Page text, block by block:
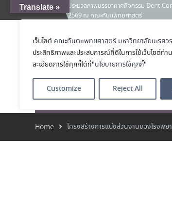
เว็บไซต์ คณะทันตแพทยศาสตร์ มหาวิทยาลัยนเรศวร
ประสิทธิภาพและประสบการณ์ที่ดีในการใช้เว็บไซต์ท่
ละเอียดการใช้คุกกี้ได้ที่"นโยบายการใช้คุกกี้"
Customize Reject All
News:
ประมวลภาพบรรยากาศกิจกรรม Dent
2569 ณ คณะทันแพทยศาสตร์
และหลักสูตรประกาศนียบัตรผู้ช่วยทันตแ
เคลียร์ตัวตน ค้นหาตัวเอง
ประกาศคณะทันตแพทยศาสตร์ มหาวิทยาลั
(เงินรายได้) ตำแหน่ง ผู้ปฏิบัติงานทันตกรรม
คณะ
โรงเ
หน้าแรก เกี่ยวกับ หลักสูตร
Home โครงสร้างการแบ่งส่วนงานของโรงพ
Translate »